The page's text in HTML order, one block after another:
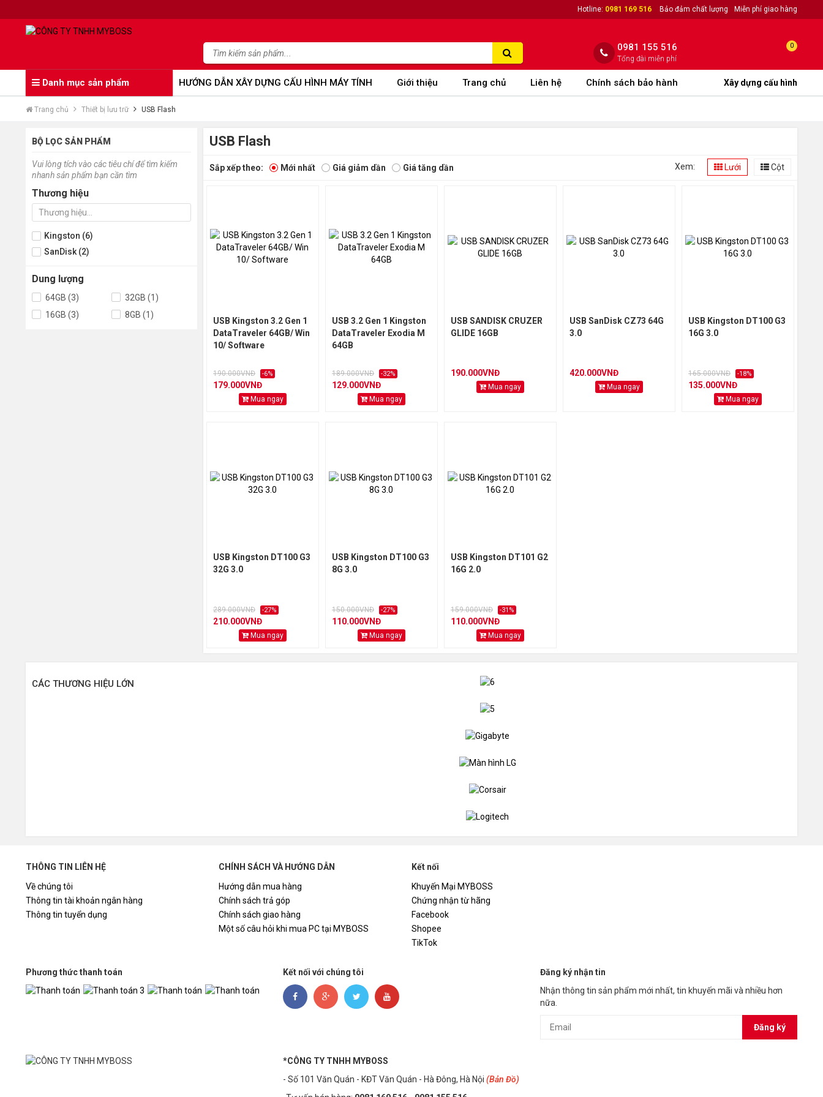
Hotline: 0981 169 516 Bảo đảm chất lượng Miễn phí giao hàng
0981 155 516
Tổng đài miễn phí
0
Danh mục sản phẩm HƯỚNG DẪN XÂY DỰNG CẤU HÌNH MÁY TÍNH Giới thiệu Trang chủ Liên hệ Chính sách bảo hành Xây dựng cấu hình
Trang chủ Thiết bị lưu trữ USB Flash
BỘ LỌC SẢN PHẨM
Vui lòng tích vào các tiêu chí để tìm kiếm
nhanh sản phẩm bạn cần tìm
Thương hiệu
Kingston (6)
SanDisk (2)
Dung lượng
64GB (3)
32GB (1)
16GB (3)
8GB (1)
USB Flash
Sắp xếp theo: Mới nhất Giá giảm dần Giá tăng dần Xem: Lưới Cột
USB Kingston 3.2 Gen 1
DataTraveler 64GB/ Win
10/ Software
190.000VNĐ -6%
179.000VNĐ
Mua ngay
USB 3.2 Gen 1 Kingston
DataTraveler Exodia M
64GB
189.000VNĐ -32%
129.000VNĐ
Mua ngay
USB SANDISK CRUZER
GLIDE 16GB
190.000VNĐ
Mua ngay
USB SanDisk CZ73 64G
3.0
420.000VNĐ
Mua ngay
USB Kingston DT100 G3
16G 3.0
165.000VNĐ -18%
135.000VNĐ
Mua ngay
USB Kingston DT100 G3
32G 3.0
289.000VNĐ -27%
210.000VNĐ
Mua ngay
USB Kingston DT100 G3
8G 3.0
150.000VNĐ -27%
110.000VNĐ
Mua ngay
USB Kingston DT101 G2
16G 2.0
159.000VNĐ -31%
110.000VNĐ
Mua ngay
CÁC THƯƠNG HIỆU LỚN
THÔNG TIN LIÊN HỆ
Về chúng tôi
Thông tin tài khoản ngân hàng
Thông tin tuyển dụng
CHÍNH SÁCH VÀ HƯỚNG DẪN
Hướng dẫn mua hàng
Chính sách trả góp
Chính sách giao hàng
Một số câu hỏi khi mua PC tại MYBOSS
Kết nối
Khuyến Mại MYBOSS
Chứng nhận từ hãng
Facebook
Shopee
TikTok
Phương thức thanh toán Kết nối với chúng tôi
Đăng ký nhận tin
Nhận thông tin sản phẩm mới nhất, tin khuyến mãi và nhiều hơn
nữa.
Đăng ký
*CÔNG TY TNHH MYBOSS
- Số 101 Văn Quán - KĐT Văn Quán - Hà Đông, Hà Nội (Bản Đồ)